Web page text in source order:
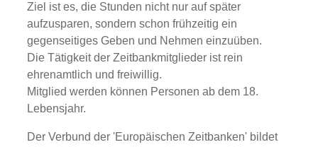
Ziel ist es, die Stunden nicht nur auf später
aufzusparen, sondern schon frühzeitig ein
gegenseitiges Geben und Nehmen einzuüben.
Die Tätigkeit der Zeitbankmitglieder ist rein
ehrenamtlich und freiwillig.
Mitglied werden können Personen ab dem 18.
Lebensjahr.
Der Verbund der 'Europäischen Zeitbanken' bildet